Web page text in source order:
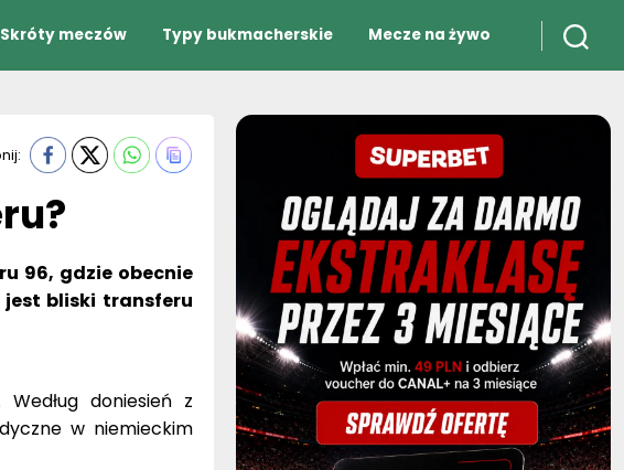
Skróty meczów Typy bukmacherskie Mecze na żywo
96, gdzie obecnie
jest bliski transferu
doniesień z
w niemieckim